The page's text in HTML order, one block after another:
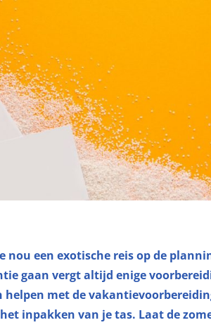
nou een exotische reis op de
gaan vergt altijd enige
met de
inpakken van je tas. Laat de